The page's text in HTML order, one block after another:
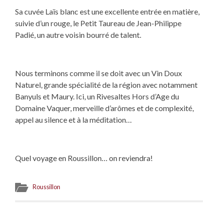
Sa cuvée Laïs blanc est une excellente entrée en matière,
suivie d’un rouge, le Petit Taureau de Jean-Philippe
Padié, un autre voisin bourré de talent.
Nous terminons comme il se doit avec un Vin Doux
Naturel, grande spécialité de la région avec notamment
Banyuls et Maury. Ici, un Rivesaltes Hors d’Age du
Domaine Vaquer, merveille d’arômes et de complexité,
appel au silence et à la méditation…
Quel voyage en Roussillon… on reviendra!
Roussillon